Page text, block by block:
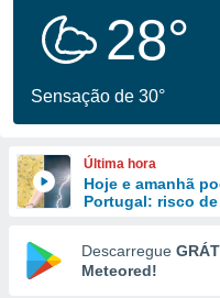
fornecidas
a este
das
e
forma
digital
28°
Sensação de 30°
Última hora
Hoje e amanhã
Portugal: risco
Descarregue
Meteored!